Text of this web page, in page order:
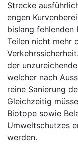
Strecke
engen
bislang fehlenden
Teilen nicht mehr
der
welcher nach
reine Sanierung
Gleichzeitig
Biotope sowie
Umweltschutzes
werden.